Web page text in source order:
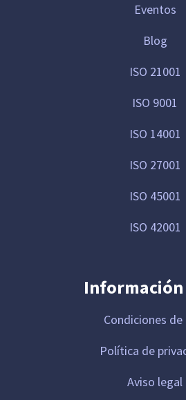
Eventos
Blog
ISO 21001
ISO 9001
ISO 14001
ISO 27001
ISO 45001
ISO 42001
Condiciones de
Política de
Aviso legal